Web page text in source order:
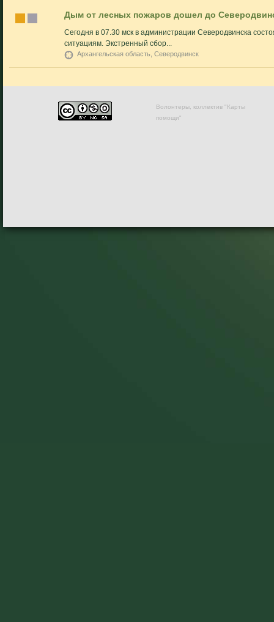
Дым от лесных пожаров дошел до
Сегодня в 07.30 мск в администрации Северодвинска
ситуациям. Экстренный сбор...
Архангельская область, Северодвинск
Волонтеры, коллектив "Карты
помощи"